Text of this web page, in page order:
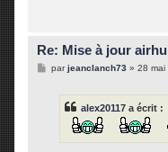
Re: Mise à jour
Mparjeanclanch73 » 28 mai
alex20117 a écrit :